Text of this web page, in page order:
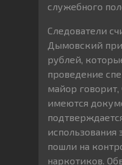
служебного
Следователи
Дымовский
рублей,
проведение
майор говорит,
имеются
использования
пошли на
наркотиков.